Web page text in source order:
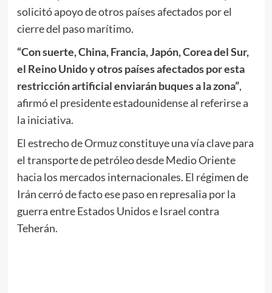
solicitó apoyo de otros países afectados por el
cierre del paso marítimo.
“Con suerte, China, Francia, Japón, Corea del Sur,
el Reino Unido y otros países afectados por esta
restricción artificial enviarán buques a la zona”,
afirmó el presidente estadounidense al referirse a
la iniciativa.
El estrecho de Ormuz constituye una vía clave para
el transporte de petróleo desde Medio Oriente
hacia los mercados internacionales. El régimen de
Irán cerró de facto ese paso en represalia por la
guerra entre Estados Unidos e Israel contra
Teherán.